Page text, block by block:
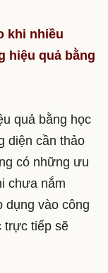
khi nhiều
hiệu quả bằng
quả bằng học
diện cần thảo
có những ưu
chưa nắm
dụng vào công
trực tiếp sẽ